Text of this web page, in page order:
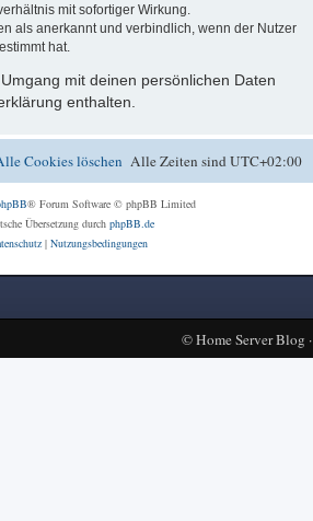
mit sofortiger Wirkung.
als anerkannt und verbindlich, wenn der Nutzer
hat.
mit deinen persönlichen Daten
enthalten.
Alle Zeiten sindUTC+02:00
Cookies löschen
® Forum Software © phpBB Limited
Übersetzung durch phpBB.de
| Nutzungsbedingungen
©Home Server Blog